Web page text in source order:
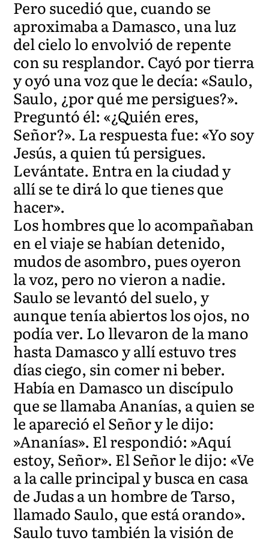
Pero sucedió que, cuando se
aproximaba a Damasco, una luz
del cielo lo envolvió de repente
con su resplandor. Cayó por tierra
y oyó una voz que le decía: «Saulo,
Saulo, ¿por qué me persigues?».
Preguntó él: «¿Quién eres,
Señor?». La respuesta fue: «Yo soy
Jesús, a quien tú persigues.
Levántate. Entra en la ciudad y
allí se te dirá lo que tienes que
hacer».
Los hombres que lo acompañaban
en el viaje se habían detenido,
mudos de asombro, pues oyeron
la voz, pero no vieron a nadie.
Saulo se levantó del suelo, y
aunque tenía abiertos los ojos, no
podía ver. Lo llevaron de la mano
hasta Damasco y allí estuvo tres
días ciego, sin comer ni beber.
Había en Damasco un discípulo
que se llamaba Ananías, a quien se
le apareció el Señor y le dijo:
»Ananías». El respondió: »Aquí
estoy, Señor». El Señor le dijo: «Ve
a la calle principal y busca en casa
de Judas a un hombre de Tarso,
llamado Saulo, que está orando».
Saulo tuvo también la visión de